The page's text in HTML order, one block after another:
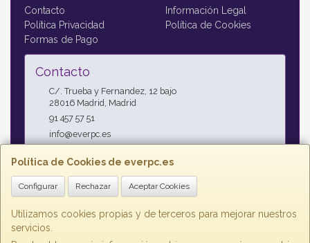
Política de Cookies de everpc.es
Configurar Rechazar Aceptar Cookies
Utilizamos cookies propias y de terceros para mejorar nuestros
servicios.
Contacto
Información Legal
Política Privacidad
Política de Cookies
Formas de Pago
Contacto
C/. Trueba y Fernandez, 12 bajo
28016 Madrid Madrid
91 457 57 51
info@everpc.es
Horario
Horario continuo : Lunes a Jueves 09:00h - 19:00h, Viernes
09:00h - 14:00h